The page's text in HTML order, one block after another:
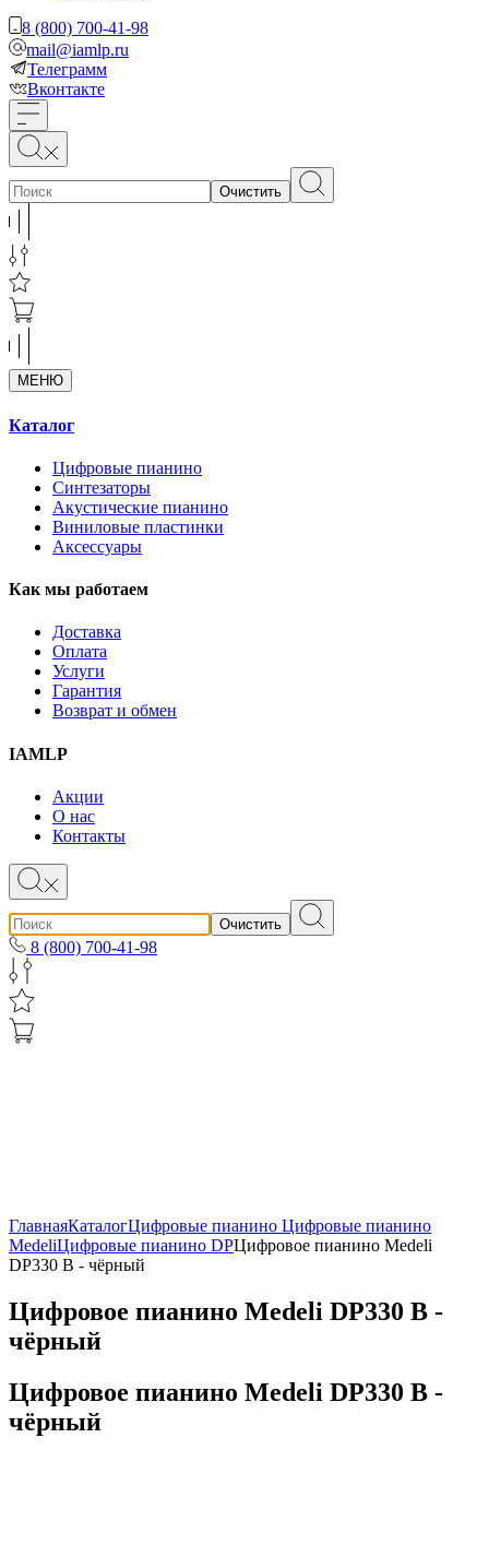
8 (800) 700-41-98
mail@iamlp.ru
Телеграмм
Вконтакте
Очистить
МЕНЮ
Каталог
Цифровые пианино
Синтезаторы
Акустические пианино
Виниловые пластинки
Аксессуары
Как мы работаем
Доставка
Оплата
Услуги
Гарантия
Возврат и обмен
IAMLP
Акции
О нас
Контакты
Очистить
8 (800) 700-41-98
ГлавнаяКаталогЦифровые пианино Цифровые пианино
MedeliЦифровые пианино DPЦифровое пианино Medeli
DP330 B - чёрный
Цифровое пианино Medeli DP330 B -
чёрный
Цифровое пианино Medeli DP330 B -
чёрный